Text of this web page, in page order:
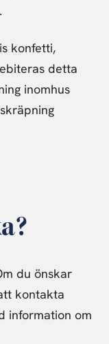
konfetti,
detta
inomhus
du önskar
kontakta
information om